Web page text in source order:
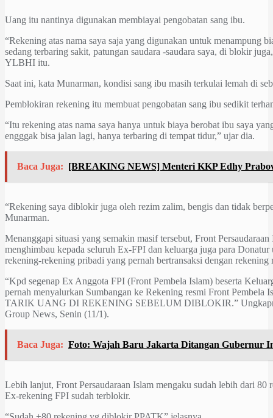
Uang itu nantinya digunakan membiayai pengobatan sang ibu.
“Rekening atas nama saya saja yang digunakan untuk menampung
sedang terbaring sakit, patungan saudara -saudara saya, di blokir
YLBHI itu.
Saat ini, kata Munarman, kondisi sang ibu masih terkulai lemah di
Pemblokiran rekening itu membuat pengobatan sang ibu sedikit
“Itu rekening atas nama saya hanya untuk biaya berobat ibu saya
engggak bisa jalan lagi, hanya terbaring di tempat tidur,” ujar dia.
Baca Juga: [BREAKING NEWS] Menteri KKP Edhy
“Rekening saya diblokir juga oleh rezim zalim, bengis dan tidak
Munarman.
Menanggapi situasi yang semakin masif tersebut, Front
menghimbau kepada seluruh Ex-FPI dan keluarga juga para Donatur
rekening-rekening pribadi yang pernah bertransaksi dengan rekening
“Kpd segenap Ex Anggota FPI (Front Pembela Islam) beserta
pernah menyalurkan Sumbangan ke Rekening resmi Front Pembela
TARIK UANG DI REKENING SEBELUM DIBLOKIR.”
Group News, Senin (11/1).
Baca Juga: Foto: Wajah Baru Jakarta Ditangan Gubernur
Lebih lanjut, Front Persaudaraan Islam mengaku sudah lebih dari 80
Ex-rekening FPI sudah terblokir.